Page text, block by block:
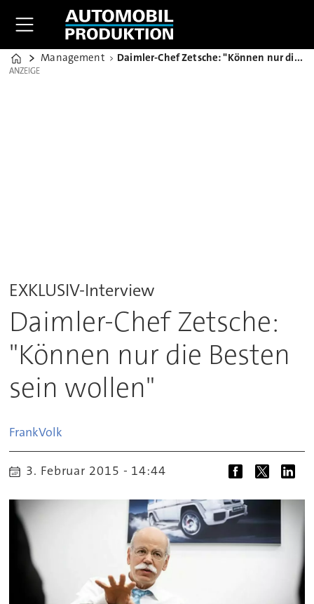
Home
Management Daimler-Chef Zetsche: "Können nur die Besten sein wollen"
ANZEIGE
ANZEIGE
EXKLUSIV-Interview
Daimler-Chef Zetsche:
"Können nur die Besten
sein wollen"
FrankVolk
3. Februar 2015 - 14:44